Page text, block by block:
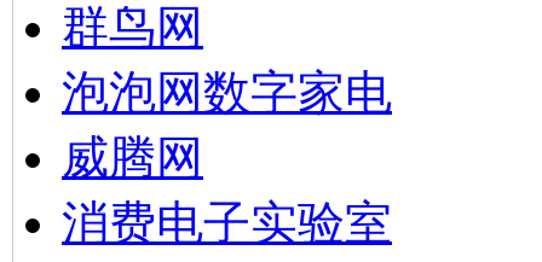
群鸟网
泡泡网数字家电
威腾网
消费电子实验室